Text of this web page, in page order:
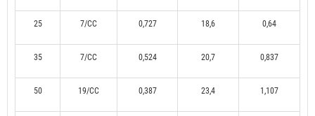
25 7/CC 0,727 18,6 0,64
35 7/CC 0,524 20,7 0,837
50 19/CC 0,387 23,4 1,107